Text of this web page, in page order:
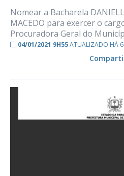
Nomear a Bacharela
MACEDO para exercer o
Procuradora Geral do
04/01/2021 9H55ATUALIZADO HÁ 6